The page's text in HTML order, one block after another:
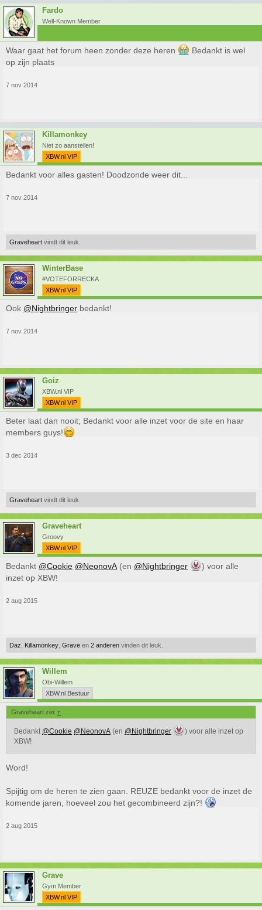
Fardo
Well-Known Member
Waar gaat het forum heen zonder deze heren
Bedankt is wel
op zijn plaats
7 nov 2014
Killamonkey
Niet zo aanstellen!
XBW.nl VIP
Bedankt voor alles gasten! Doodzonde weer dit...
7 nov 2014
Graveheart vindt dit leuk.
WinterBase
#VOTEFORRECKA
XBW.nl VIP
Ook @Nightbringer bedankt!
7 nov 2014
Goiz
XBW.nl VIP
XBW.nl VIP
Beter laat dan nooit; Bedankt voor alle inzet voor de site en haar
members guys!
3 dec 2014
Graveheart vindt dit leuk.
Graveheart
Groovy
XBW.nl VIP
Bedankt @Cookie @NeonovA (en @Nightbringer
) voor alle
inzet op XBW!
2 aug 2015
Daz Killamonkey Grave en 2 anderen vinden dit leuk.
Willem
Obi-Willem
XBW.nl Bestuur
Graveheart zei: ↑
Bedankt @Cookie @NeonovA (en @Nightbringer
) voor alle inzet op
XBW!
Word!
Spijtig om de heren te zien gaan. REUZE bedankt voor de inzet de
komende jaren, hoeveel zou het gecombineerd zijn?!
2 aug 2015
Grave
Gym Member
XBW.nl VIP